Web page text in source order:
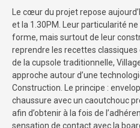
Le cœur du projet repose
et la 1.30PM. Leur particularité
forme, mais surtout de leur
reprendre les recettes
de la cupsole traditionnelle,
approche autour d’une
Construction. Le principe :
chaussure avec un caoutchouc
afin d’obtenir à la fois de
sensation de contact avec la